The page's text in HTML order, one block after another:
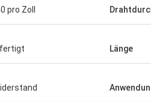
pro Zoll
Länge